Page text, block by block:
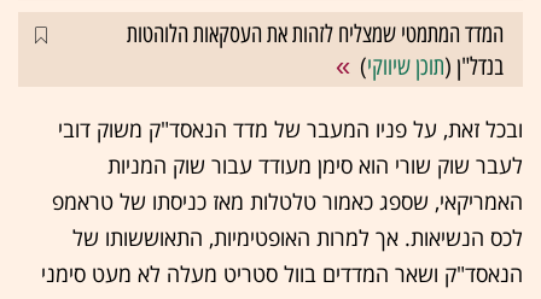
המדד המתמטי שמצליח לזהות את העסקאות הלוהטות
בנדל"ן (תוכן שיווקי)
ובכל זאת, על פניו המעבר של מדד הנאסד"ק משוק דובי
לעבר שוק שורי הוא סימן מעודד עבור שוק המניות
האמריקאי, שספג כאמור טלטלות מאז כניסתו של טראמפ
לכס הנשיאות. אך למרות האופטימיות, התאוששותו של
הנאסד"ק ושאר המדדים בוול סטריט מעלה לא מעט סימני